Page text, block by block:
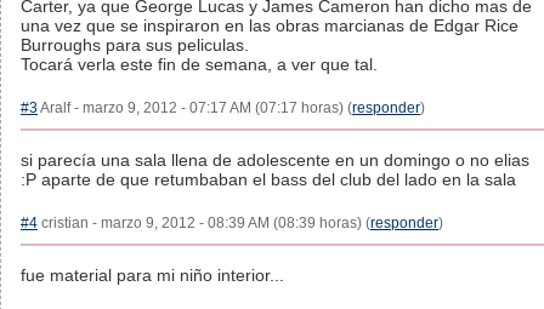
Carter, ya que George Lucas y James Cameron han dicho mas de
una vez que se inspiraron en las obras marcianas de Edgar Rice
Burroughs para sus peliculas.
Tocará verla este fin de semana, a ver que tal.
#3Aralf - marzo 9, 2012 - 07:17 AM (07:17 horas) (responder)
si parecía una sala llena de adolescente en un domingo o no elias
:P aparte de que retumbaban el bass del club del lado en la sala
#4 cristian - marzo 9, 2012 - 08:39 AM (08:39 horas) (responder)
fue material para mi niño interior...